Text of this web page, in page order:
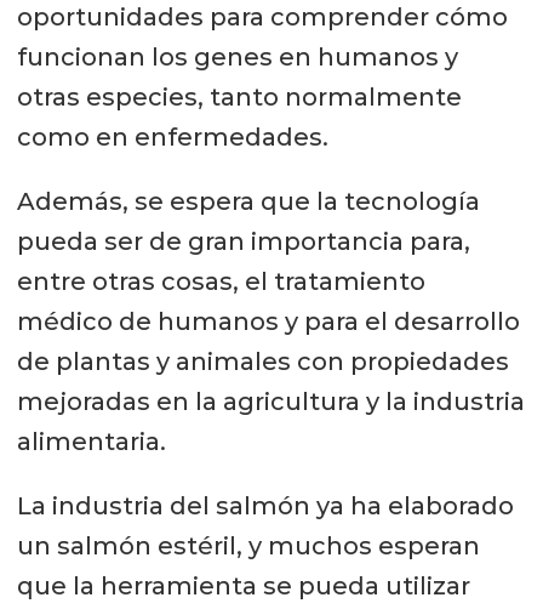
oportunidades para comprender cómo
funcionan los genes en humanos y
otras especies, tanto normalmente
como en enfermedades.
Además, se espera que la tecnología
pueda ser de gran importancia para,
entre otras cosas, el tratamiento
médico de humanos y para el desarrollo
de plantas y animales con propiedades
mejoradas en la agricultura y la industria
alimentaria.
La industria del salmón ya ha elaborado
un salmón estéril, y muchos esperan
que la herramienta se pueda utilizar